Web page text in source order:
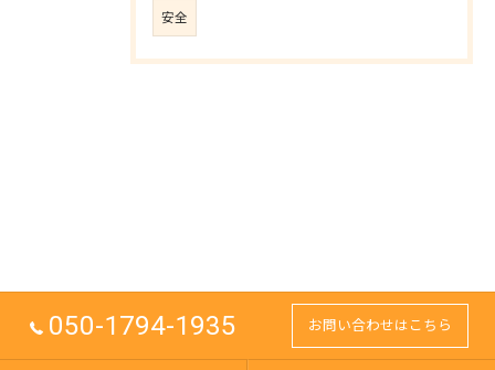
安全
050-1794-1935 お問い合わせはこちら